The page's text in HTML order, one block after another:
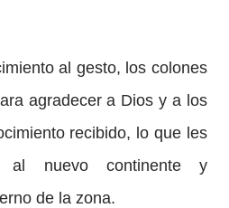
al gesto, los colones
agradecer a Dios y a los
recibido, lo que les
al nuevo continente y
de la zona.